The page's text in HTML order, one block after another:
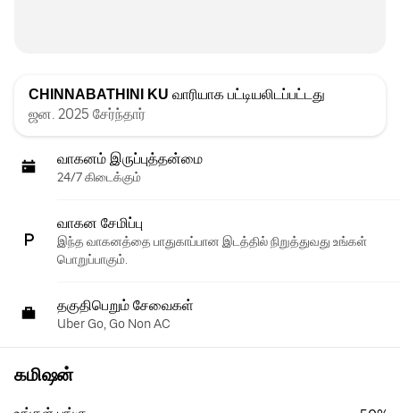
CHINNABATHINI KU வாரியாக பட்டியலிடப்பட்டது
ஜன. 2025 சேர்ந்தார்
வாகனம் இருப்புத்தன்மை
24/7 கிடைக்கும்
வாகன சேமிப்பு
இந்த வாகனத்தை பாதுகாப்பான இடத்தில் நிறுத்துவது உங்கள்
பொறுப்பாகும்.
தகுதிபெறும் சேவைகள்
Uber Go, Go Non AC
கமிஷன்